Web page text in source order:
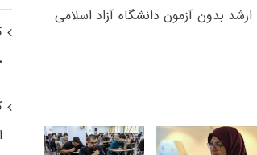
نفر در دوره کارشناسی ارشد بدون آزمون دانشگاه آزاد اسلامی